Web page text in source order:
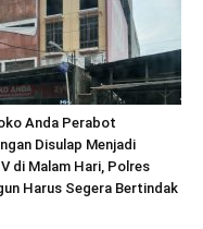
Anda Perabot
Disulap Menjadi
di Malam Hari, Polres
Harus Segera Bertindak